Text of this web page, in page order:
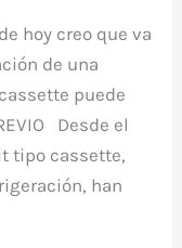
hoy creo que va
de una
puede
Desde el
tipo cassette,
han